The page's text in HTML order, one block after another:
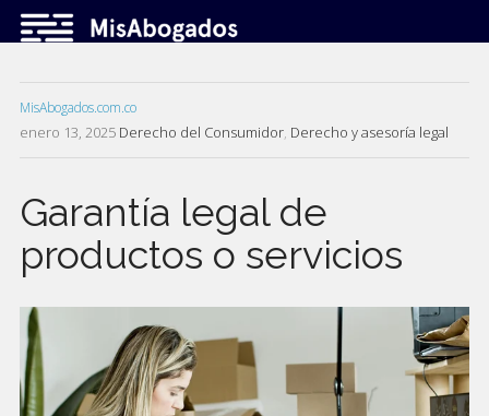
MisAbogados.com.co
enero 13, 2025 Derecho del Consumidor, Derecho y asesoría legal
Garantía legal de
productos o servicios